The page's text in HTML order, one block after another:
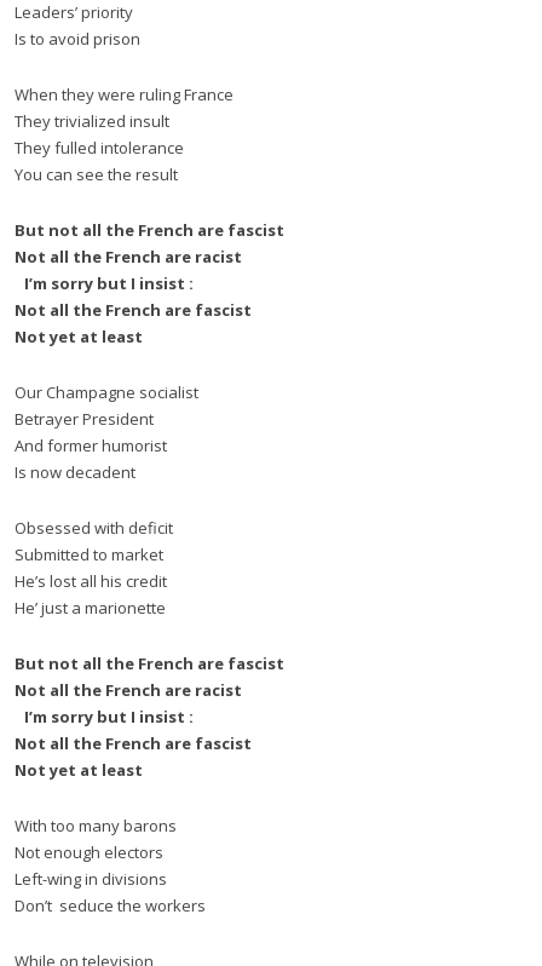
Leaders’ priority
Is to avoid prison
When they were ruling France
They trivialized insult
They fulled intolerance
You can see the result
But not all the French are fascist
Not all the French are racist
I’m sorry but I insist :
Not all the French are fascist
Not yet at least
Our Champagne socialist
Betrayer President
And former humorist
Is now decadent
Obsessed with deficit
Submitted to market
He’s lost all his credit
He’ just a marionette
But not all the French are fascist
Not all the French are racist
I’m sorry but I insist :
Not all the French are fascist
Not yet at least
With too many barons
Not enough electors
Left-wing in divisions
Don’t seduce the workers
While on television